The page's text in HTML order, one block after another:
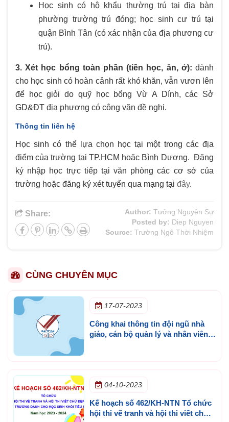
Học sinh có hộ khẩu thường trú tại địa bàn
phường trường trú đóng; học sinh cư trú tại
quận Bình Tân (có xác nhận của địa phương cư
trú).
3. Xét học bổng toàn phần (tiền học, ăn, ở): dành
cho học sinh có hoàn cảnh rất khó khăn, vẫn vươn lên
để học giỏi do quỹ học bổng Vừ A Dính, các Sở
GD&ĐT địa phương có công văn đề nghị.
Thông tin liên hệ
Học sinh có thể lựa chọn học tại một trong các địa
điểm của trường tại TP.HCM hoặc Bình Dương. Đăng
ký nhập học trực tiếp tại văn phòng các cơ sở của
trường hoặc đăng ký xét tuyển qua mạng tại đây.
Share: Author: Tưởng Nguyên Sự
Posted by: Diep Nguyen
Source: Trường Ngô Thời Nhiệm
CÙNG CHUYÊN MỤC
17-07-2023
Công khai thông tin đội ngũ nhà
giáo, cán bộ quản lý và nhân viên
04-10-2023
Kế hoạch số 462/KH-NTN Tổ chức
hội thi vẽ tranh và hội thi viết chữ